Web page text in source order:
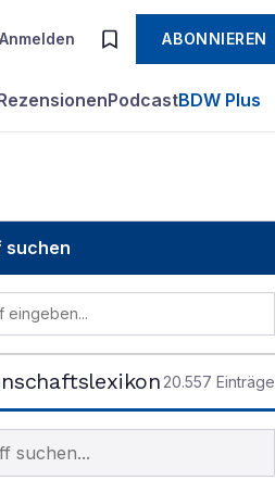
Anmelden ABONNIEREN
PodcastBDW Plus
suchen
20.557 Einträge
im Lexikon suchen